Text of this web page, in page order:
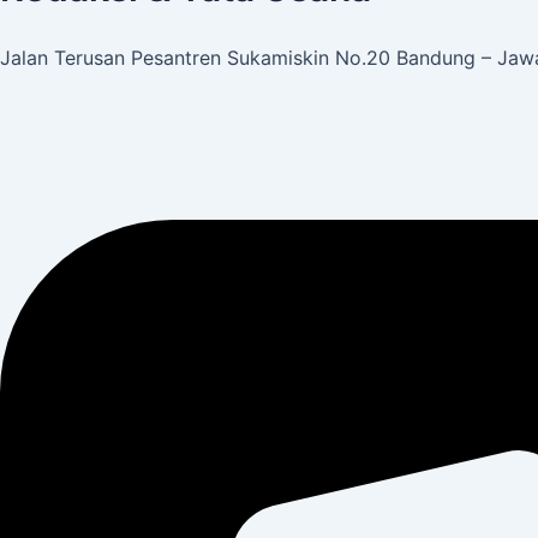
Jalan Terusan Pesantren Sukamiskin No.20 Bandung –